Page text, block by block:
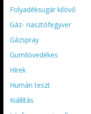
Folyadéksugár kilövő
Gáz- riasztófegyver
Gázspray
Gumilövedékes
Hírek
Humán teszt
Kiállítás